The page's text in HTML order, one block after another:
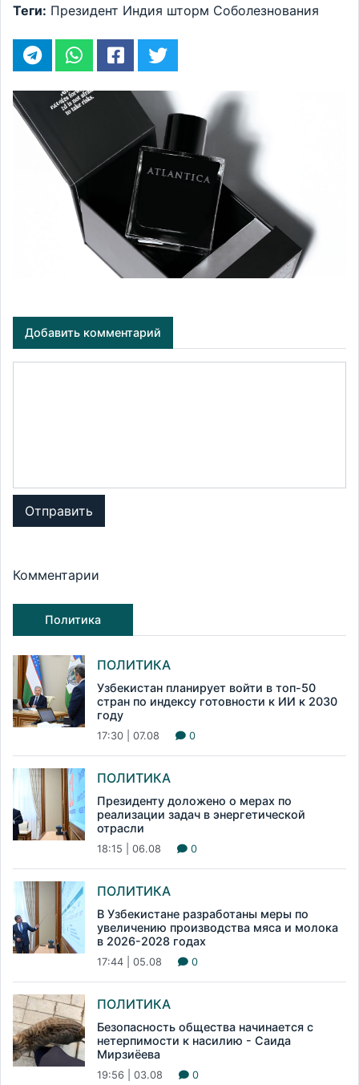
Теги: Президент Индия шторм Соболезнования
Добавить комментарий
Отправить
Комментарии
Политика
ПОЛИТИКА
Узбекистан планирует войти в топ-50
стран по индексу готовности к ИИ к 2030
году
17:30 | 07.08 0
ПОЛИТИКА
Президенту доложено о мерах по
реализации задач в энергетической
отрасли
18:15 | 06.08 0
ПОЛИТИКА
В Узбекистане разработаны меры по
увеличению производства мяса и молока
в 2026-2028 годах
17:44 | 05.08 0
ПОЛИТИКА
Безопасность общества начинается с
нетерпимости к насилию - Саида
Мирзиёева
19:56 | 03.08 0